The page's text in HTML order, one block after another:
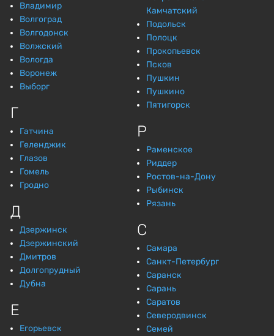
Владимир
Волгоград
Волгодонск
Волжский
Вологда
Воронеж
Выборг
Г
Гатчина
Геленджик
Глазов
Гомель
Гродно
Д
Дзержинск
Дзержинский
Дмитров
Долгопрудный
Дубна
Е
Егорьевск
Камчатский
Подольск
Полоцк
Прокопьевск
Псков
Пушкин
Пушкино
Пятигорск
Р
Раменское
Риддер
Ростов-на-Дону
Рыбинск
Рязань
С
Самара
Санкт-Петербург
Саранск
Сарань
Саратов
Северодвинск
Семей